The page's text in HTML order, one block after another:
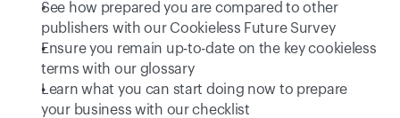
See how prepared you are compared to other
publishers with our Cookieless Future Survey
Ensure you remain up-to-date on the key cookieless
terms with our glossary
Learn what you can start doing now to prepare
your business with our checklist